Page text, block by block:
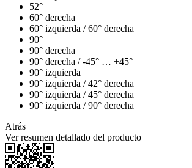
52°
60° derecha
60° izquierda / 60° derecha
90°
90° derecha
90° derecha / -45° … +45°
90° izquierda
90° izquierda / 42° derecha
90° izquierda / 45° derecha
90° izquierda / 90° derecha
Atrás
Ver resumen detallado del producto